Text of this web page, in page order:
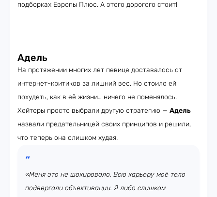
подборках Европы Плюс. А этого дорогого стоит!
Адель
На протяжении многих лет певице доставалось от
интернет-критиков за лишний вес. Но стоило ей
похудеть, как в её жизни… ничего не поменялось.
Хейтеры просто выбрали другую стратегию — Адель
назвали предательницей своих принципов и решили,
что теперь она слишком худая.
«Меня это не шокировало. Всю карьеру моё тело
подвергали объективации. Я либо слишком